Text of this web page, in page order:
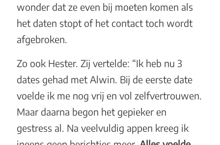
wonder dat ze even bij moeten komen als
het daten stopt of het contact toch wordt
afgebroken.
Zo ook Hester. Zij vertelde: “Ik heb nu 3
dates gehad met Alwin. Bij de eerste date
voelde ik me nog vrij en vol zelfvertrouwen.
Maar daarna begon het gepieker en
gestress al. Na veelvuldig appen kreeg ik